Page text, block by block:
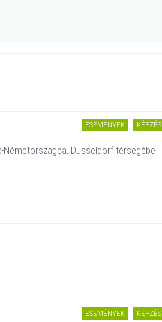
ESEMÉNYEK KÉPZÉS
Düsseldorf térségébe
ESEMÉNYEK KÉPZÉS